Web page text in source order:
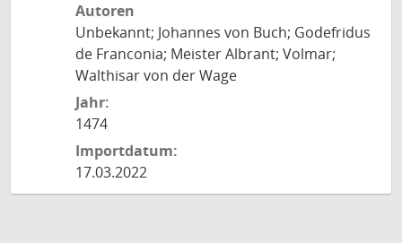
Autoren
Unbekannt; Johannes von Buch; Godefridus
de Franconia; Meister Albrant; Volmar;
Walthisar von der Wage
Jahr:
1474
Importdatum:
17.03.2022